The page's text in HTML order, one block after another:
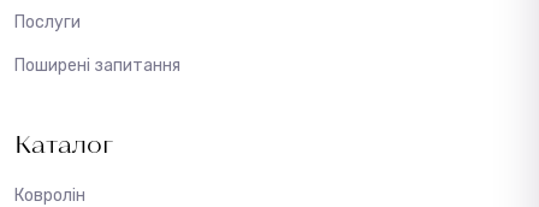
Послуги
Поширені запитання
Каталог
Ковролін